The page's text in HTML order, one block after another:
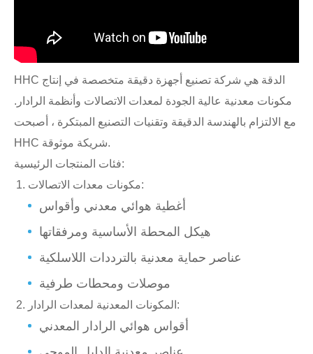
HHC الدقة هي شركة تصنيع أجهزة دقيقة متخصصة في إنتاج
مكونات معدنية عالية الجودة لمعدات الاتصالات وأنظمة الرادار.
مع الالتزام بالهندسة الدقيقة وتقنيات التصنيع المبتكرة ، أصبحت
HHC شريكة موثوقة.
فئات المنتجات الرئيسية:
مكونات معدات الاتصالات:
أغطية هوائي معدني وأقواس
هيكل المحطة الأساسية ومرفقاتها
عناصر حماية معدنية بالترددات اللاسلكية
موصلات ومحطات طرفية
المكونات المعدنية لمعدات الرادار:
أقواس هوائي الرادار المعدني